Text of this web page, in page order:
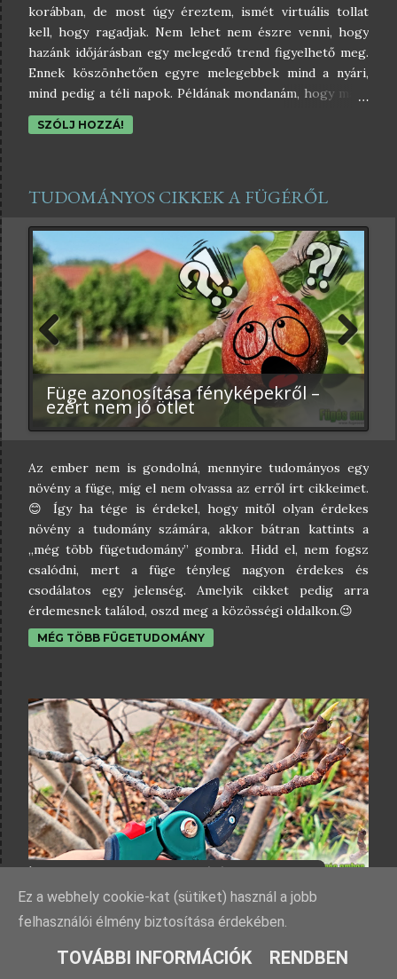
korábban, de most úgy éreztem, ismét virtuális tollat
kell, hogy ragadjak. Nem lehet nem észre venni, hogy
hazánk időjárásban egy melegedő trend figyelhető meg.
Ennek köszönhetően egyre melegebbek mind a nyári,
mind pedig a téli napok. Példának mondanám, hogy ma, a
cikk megírásának napján kijelenthetem, hogy -8.7 Celsius
foknál hidegebb egyetlen órára sem volt még (ez is
megelőzőleg -5 fok volt a leghidegebb. Pedig itt van
hónap hazánkban.A nappalok meg persze ennél még
melegebbek.
SZÓLJ HOZZÁ!
TUDOMÁNYOS CIKKEK A FÜGÉRŐL
A Közönséges füge
gyökérrendszerének átfogó
tudományos elemzése
Ha magadra kened a füge tejnedvét,
égési sérüléseket szenvedhetsz
Füge azonosítása fényképekről –
ezért nem jó ötlet
Okozhat-e kárt a füge gyökere a ház
falaiban és alapjában?
A füge ecetesedése, cefrésedése,
avagy mitől rohad meg a fán a füge
A füge és az emberiség ősi
kapcsolata
Sajtkészítés fügelével, avagy a
tejoltás ősi tradíciója
A füge és a Mikorrhiza gomba
szimbiózisa – biokertészkedés
LSU fügekollekció – amit az LSU
fügefajtákról tudni érdemes
Previ
ous
Next
Az ember nem is gondolná, mennyire tudományos egy
növény a füge, míg el nem olvassa az erről írt cikkeimet.
😊 Így ha tége is érdekel, hogy mitől olyan érdekes
növény a tudomány számára, akkor bátran kattints a
„még több fügetudomány” gombra. Hidd el, nem fogsz
csalódni, mert a füge tényleg nagyon érdekes és
csodálatos egy jelenség. Amelyik cikket pedig arra
érdemesnek találod, oszd meg a közösségi oldalkon.😉
MÉG TÖBB FÜGETUDOMÁNY
Írta:Medve Zsolt (Fügés ember) 12/12/2024 6:24:00 du.
A FÜGE TÉLI METSZÉSE, AVAGY TÉLEN
VAGY TAVASSZAL METSSZÜK A FÜGÉT?
A füge téli metszése témában mostanában igen sok cikk
Ez a webhely cookie-kat (sütiket) használ a jobb
felhasználói élmény biztosítása érdekében.
TOVÁBBI INFORMÁCIÓK RENDBEN